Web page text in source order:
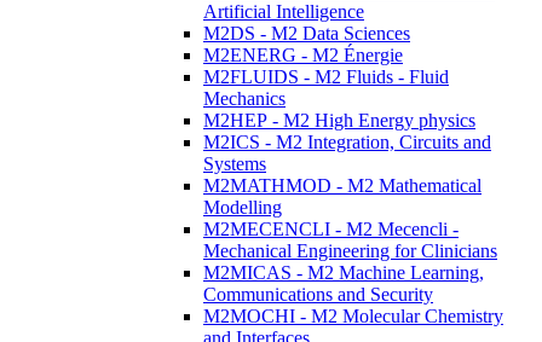
Artificial Intelligence
M2DS - M2 Data Sciences
M2ENERG - M2 Énergie
M2FLUIDS - M2 Fluids - Fluid
Mechanics
M2HEP - M2 High Energy physics
M2ICS - M2 Integration, Circuits and
Systems
M2MATHMOD - M2 Mathematical
Modelling
M2MECENCLI - M2 Mecencli -
Mechanical Engineering for Clinicians
M2MICAS - M2 Machine Learning,
Communications and Security
M2MOCHI - M2 Molecular Chemistry
and Interfaces